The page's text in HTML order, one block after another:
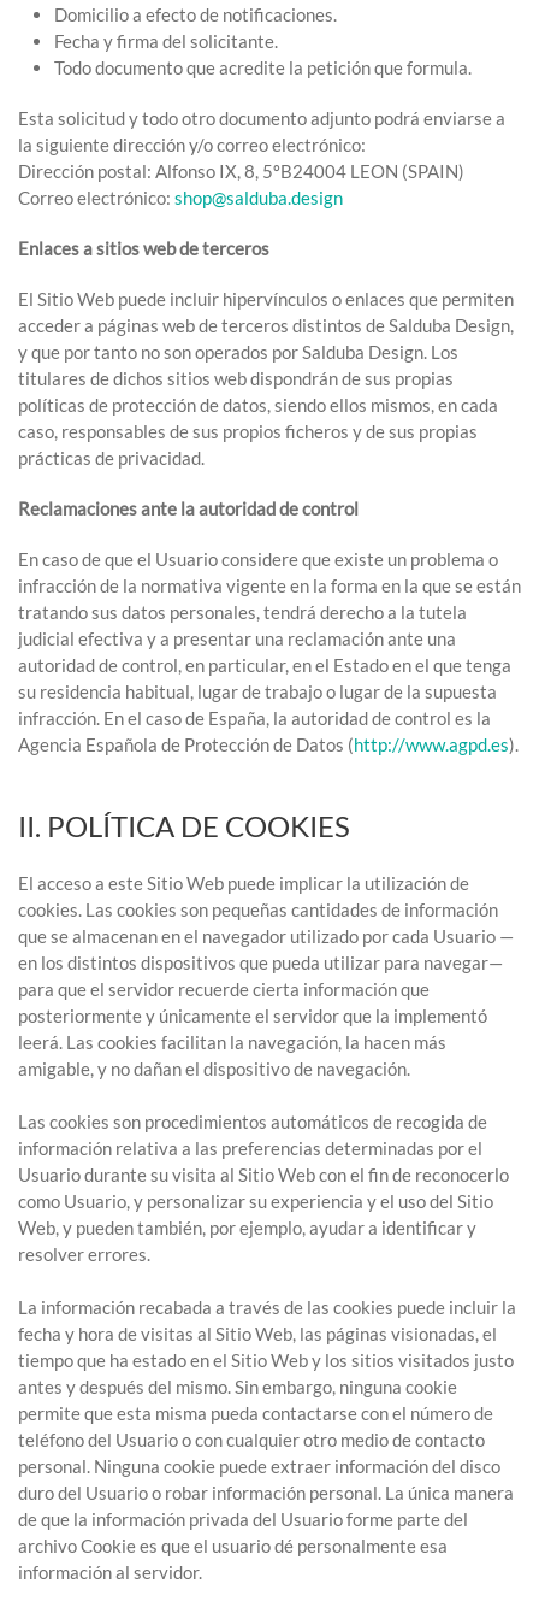
Domicilio a efecto de notificaciones.
Fecha y firma del solicitante.
Todo documento que acredite la petición que formula.
Esta solicitud y todo otro documento adjunto podrá enviarse a
la siguiente dirección y/o correo electrónico:
Dirección postal: Alfonso IX, 8, 5ºB24004 LEON (SPAIN)
Correo electrónico: shop@salduba.design
Enlaces a sitios web de terceros
El Sitio Web puede incluir hipervínculos o enlaces que permiten
acceder a páginas web de terceros distintos de Salduba Design,
y que por tanto no son operados por Salduba Design. Los
titulares de dichos sitios web dispondrán de sus propias
políticas de protección de datos, siendo ellos mismos, en cada
caso, responsables de sus propios ficheros y de sus propias
prácticas de privacidad.
Reclamaciones ante la autoridad de control
En caso de que el Usuario considere que existe un problema o
infracción de la normativa vigente en la forma en la que se están
tratando sus datos personales, tendrá derecho a la tutela
judicial efectiva y a presentar una reclamación ante una
autoridad de control, en particular, en el Estado en el que tenga
su residencia habitual, lugar de trabajo o lugar de la supuesta
infracción. En el caso de España, la autoridad de control es la
Agencia Española de Protección de Datos (http://www.agpd.es).
II. POLÍTICA DE COOKIES
El acceso a este Sitio Web puede implicar la utilización de
cookies. Las cookies son pequeñas cantidades de información
que se almacenan en el navegador utilizado por cada Usuario —
en los distintos dispositivos que pueda utilizar para navegar—
para que el servidor recuerde cierta información que
posteriormente y únicamente el servidor que la implementó
leerá. Las cookies facilitan la navegación, la hacen más
amigable, y no dañan el dispositivo de navegación.
Las cookies son procedimientos automáticos de recogida de
información relativa a las preferencias determinadas por el
Usuario durante su visita al Sitio Web con el fin de reconocerlo
como Usuario, y personalizar su experiencia y el uso del Sitio
Web, y pueden también, por ejemplo, ayudar a identificar y
resolver errores.
La información recabada a través de las cookies puede incluir la
fecha y hora de visitas al Sitio Web, las páginas visionadas, el
tiempo que ha estado en el Sitio Web y los sitios visitados justo
antes y después del mismo. Sin embargo, ninguna cookie
permite que esta misma pueda contactarse con el número de
teléfono del Usuario o con cualquier otro medio de contacto
personal. Ninguna cookie puede extraer información del disco
duro del Usuario o robar información personal. La única manera
de que la información privada del Usuario forme parte del
archivo Cookie es que el usuario dé personalmente esa
información al servidor.